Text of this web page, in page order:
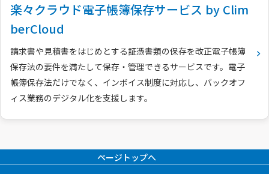
楽々クラウド電子帳簿保存サービス by Clim
berCloud
請求書や見積書をはじめとする証憑書類の保存を改正電子帳簿
保存法の要件を満たして保存・管理できるサービスです。電子
帳簿保存法だけでなく、インボイス制度に対応し、バックオフ
ィス業務のデジタル化を支援します。
ページトップへ